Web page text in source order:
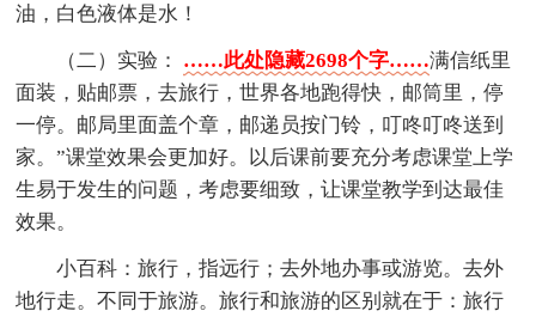
油，白色液体是水！
（二）实验： ……此处隐藏2698个字……满信纸里
面装，贴邮票，去旅行，世界各地跑得快，邮筒里，停
一停。邮局里面盖个章，邮递员按门铃，叮咚叮咚送到
家。”课堂效果会更加好。以后课前要充分考虑课堂上学
生易于发生的问题，考虑要细致，让课堂教学到达最佳
效果。
小百科：旅行，指远行；去外地办事或游览。去外
地行走。不同于旅游。旅行和旅游的区别就在于：旅行